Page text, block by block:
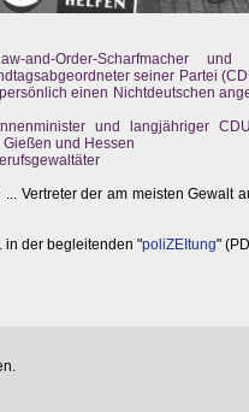
and-Order-Scharfmacher
seiner Partei
einen Nichtdeutschen
und langjähriger
und Hessen
Vertreter der am meisten Gewalt
in der begleitenden "poliZEItung"